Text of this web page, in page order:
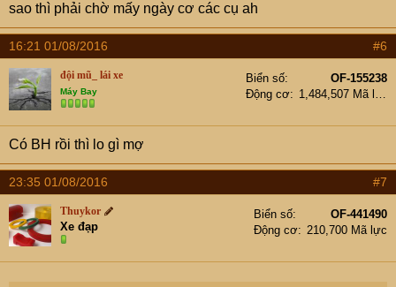
sao thì phải chờ mấy ngày cơ các cụ ah
16:21 01/08/2016 #6
đội mũ_ lái xe
Máy Bay
Biển số
OF-155238
Động cơ
1,484,507 Mã lực
Có BH rồi thì lo gì mợ
23:35 01/08/2016 #7
Thuykor
Xe đạp
Biển số
OF-441490
Động cơ
210,700 Mã lực